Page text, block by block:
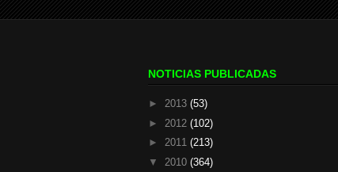
NOTICIAS PUBLICADAS
► 2013 (53)
► 2012 (102)
► 2011 (213)
▼ 2010 (364)